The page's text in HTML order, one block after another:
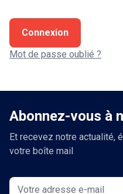
Connexion
Mot de passe oublié ?
Abonnez-vous à
Et recevez notre actualité,
votre boîte mail